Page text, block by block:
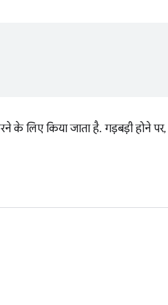
के लिए किया जाता है. गड़बड़ी होने पर,